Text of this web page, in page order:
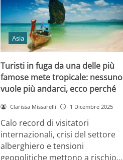
Asia
Turisti in fuga da una delle più
famose mete tropicale: nessuno
vuole più andarci, ecco perché
Clarissa Missarelli 1 Dicembre 2025
Calo record di visitatori
internazionali, crisi del settore
alberghiero e tensioni
geopolitiche mettono a rischio…